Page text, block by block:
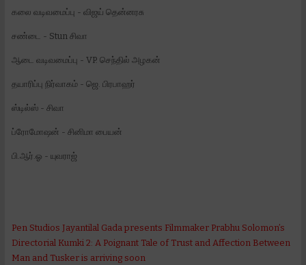
கலை வடிவமைப்பு - விஜய் தென்னரசு
சண்டை - Stun சிவா
ஆடை வடிவமைப்பு - VP. செந்தில் அழகன்
தயாரிப்பு நிர்வாகம் - ஜெ. பிரபாஹர்
ஸ்டில்ஸ் - சிவா
ப்ரோமோஷன் - சினிமா பையன்
பி.ஆர்.ஓ - யுவராஜ்
Pen Studios Jayantilal Gada presents Filmmaker Prabhu Solomon’s
Directorial Kumki 2: A Poignant Tale of Trust and Affection Between
Man and Tusker is arriving soon